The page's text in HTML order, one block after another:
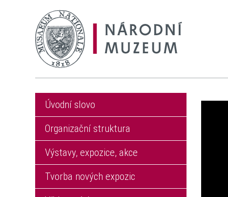
Úvodní slovo
Organizační struktura
Výstavy, expozice, akce
Tvorba nových expozic